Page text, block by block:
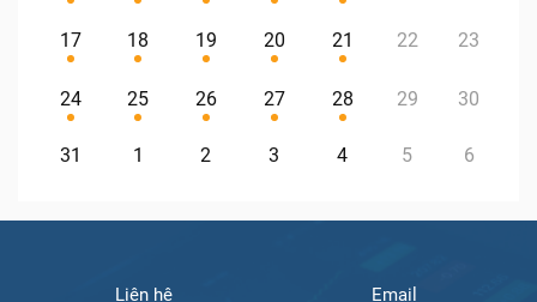
17 18 19 20 21 22 23
24 25 26 27 28 29 30
31 1 2 3 4 5 6
Liên hệ Email